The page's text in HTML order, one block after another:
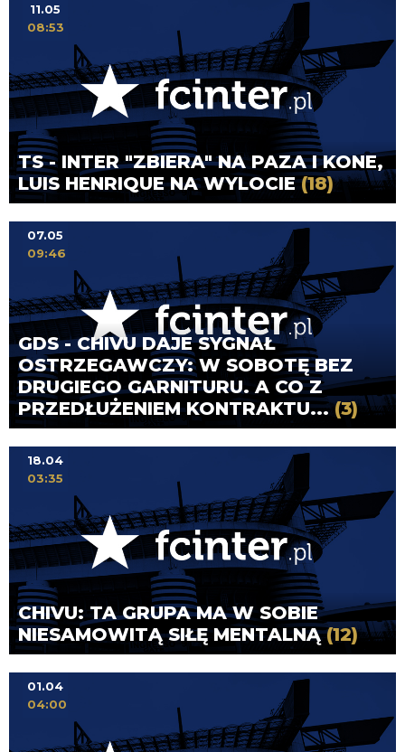
TS - INTER "ZBIERA" NA PAZA I KONE,
LUIS HENRIQUE NA WYLOCIE(18)
11.05
08:53
GDS - CHIVU DAJE SYGNAŁ
OSTRZEGAWCZY: W SOBOTĘ BEZ
DRUGIEGO GARNITURU. A CO Z
PRZEDŁUŻENIEM KONTRAKTU...(3)
07.05
09:46
CHIVU: TA GRUPA MA W SOBIE
NIESAMOWITĄ SIŁĘ MENTALNĄ(12)
18.04
03:35
01.04
04:00